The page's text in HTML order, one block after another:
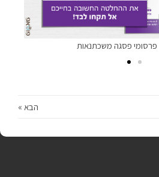
פרסומי פסגה משכתנאות
הבא »